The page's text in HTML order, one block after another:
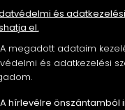
és
el.
A megadott adataim
és adatkezelési
A hírlevélre önszántamból